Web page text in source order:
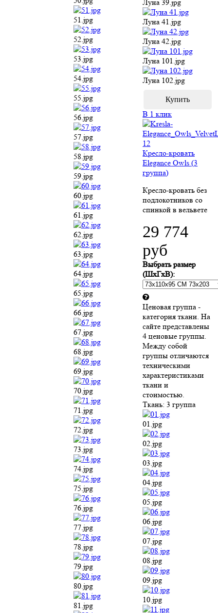
55.jpg
56.jpg
57.jpg
58.jpg
59.jpg
60.jpg
61.jpg
62.jpg
63.jpg
64.jpg
65.jpg
66.jpg
67.jpg
68.jpg
69.jpg
70.jpg
71.jpg
72.jpg
73.jpg
74.jpg
75.jpg
76.jpg
77.jpg
78.jpg
79.jpg
80.jpg
81.jpg
82.jpg
83.jpg
84.jpg
85.jpg
86.jpg
В 1 клик
Кресло-кровать
Elegance Owls (3
группа)
Кресло-кровать без
подлокотников со
спинкой в вельвете
29 774
руб
Выбрать размер
(ШхГхВ):
Ценовая группа -
категория ткани. На
4 ценовые группы.
Между собой
группы отличаются
техническими
характеристиками
ткани и стоимостью.
Ткань:3 группа
01.jpg
02.jpg
03.jpg
04.jpg
05.jpg
06.jpg
07.jpg
08.jpg
09.jpg
10.jpg
11.jpg
12.jpg
13.jpg
14.jpg
15.jpg
16.jpg